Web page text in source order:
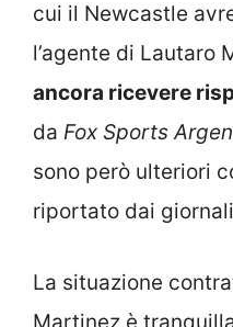
cui il Newcastle
l’agente di Lautaro
ancora ricevere
da Fox Sports
sono però ulteriori
riportato dai
La situazione